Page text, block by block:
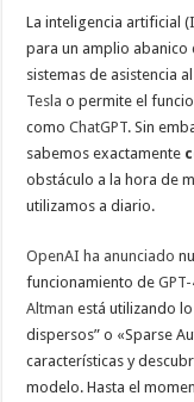
La inteligencia artificial
para un amplio abanico
sistemas de asistencia
Tesla o permite el
comoChatGPT. Sin
sabemos exactamente
obstáculo a la hora de
utilizamos a diario.
OpenAI ha anunciado
funcionamiento de
Altman está utilizando
dispersos” o «Sparse
características y
modelo. Hasta el